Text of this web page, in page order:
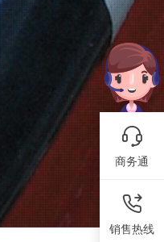
商务通
销售热线